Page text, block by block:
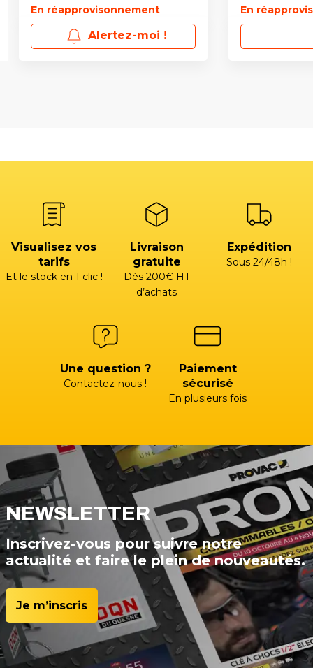
En réapprovisonnement
Alertez-moi !
En
Visualisez vos
tarifs
Et le stock en 1 clic !
Livraison
gratuite
Dès 200€ HT
d’achats
Expédition
Sous 24/48h !
Une question ?
Contactez-nous !
Paiement
sécurisé
En plusieurs fois
NEWSLETTER
Inscrivez-vous pour suivre notre
actualité et faire le plein de nouveautés.
Je m’inscris